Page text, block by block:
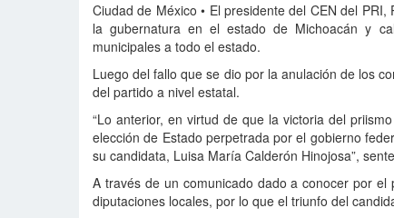
Ciudad de México • El presidente del CEN del
la gubernatura en el estado de Michoacán y
municipales a todo el estado.
Luego del fallo que se dio por la anulación de los
del partido a nivel estatal.
“Lo anterior, en virtud de que la victoria del
elección de Estado perpetrada por el gobierno
su candidata, Luisa María Calderón Hinojosa”,
A través de un comunicado dado a conocer por
diputaciones locales, por lo que el triunfo del